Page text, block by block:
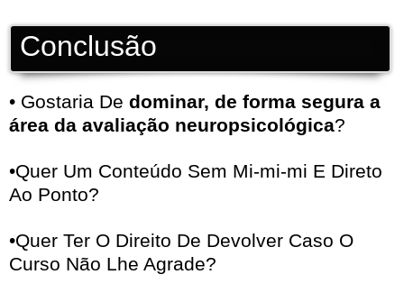
Conclusão
• Gostaria De dominar, de forma segura a
área da avaliação neuropsicológica?
•Quer Um Conteúdo Sem Mi-mi-mi E Direto
Ao Ponto?
•Quer Ter O Direito De Devolver Caso O
Curso Não Lhe Agrade?